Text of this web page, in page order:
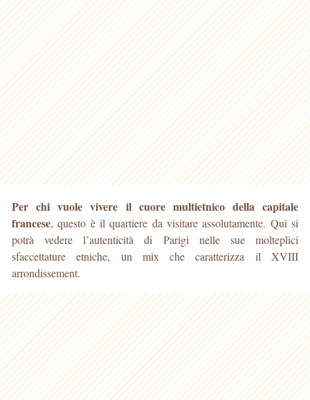
Per chi vuole vivere il cuore multietnico della capitale
francese, questo è il quartiere da visitare assolutamente. Qui si
potrà vedere l’autenticità di Parigi nelle sue molteplici
sfaccettature etniche, un mix che caratterizza il XVIII
arrondissement.